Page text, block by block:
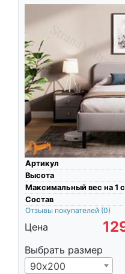
Артикул
Высота
Максимальный вес на 1
Состав
Отзывы покупателей (0)
Цена
Выбрать размер
90х200